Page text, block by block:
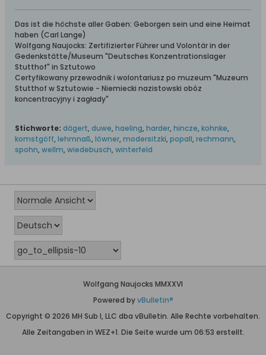
Das ist die höchste aller Gaben: Geborgen sein und eine Heimat
haben (Carl Lange)
Wolfgang Naujocks: Zertifizierter Führer und Volontär in der
Gedenkstätte/Museum "Deutsches Konzentrationslager
Stutthof" in Sztutowo
Certyfikowany przewodnik i wolontariusz po muzeum "Muzeum
Stutthof w Sztutowie - Niemiecki nazistowski obóz
koncentracyjny i zagłady"
Stichworte: dägert, duwe, haeling, harder, hincze, kohnke,
komstgöff, lehmnaß, löwner, modersitzki, popall, rechmann,
spohn, wellm, wiedebusch, winterfeld
Wolfgang Naujocks MMXXVI
Powered byvBulletin®
Copyright © 2026 MH Sub I, LLC dba vBulletin. Alle Rechte vorbehalten.
Alle Zeitangaben in WEZ+1. Die Seite wurde um 06:53 erstellt.